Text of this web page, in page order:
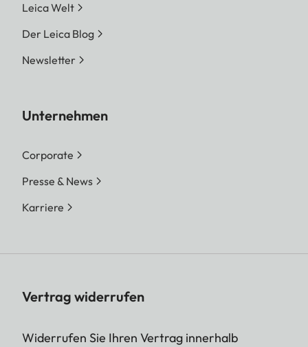
Leica Welt
Der Leica Blog
Newsletter
Unternehmen
Corporate
Presse & News
Karriere
Vertrag widerrufen
Widerrufen Sie Ihren Vertrag innerhalb